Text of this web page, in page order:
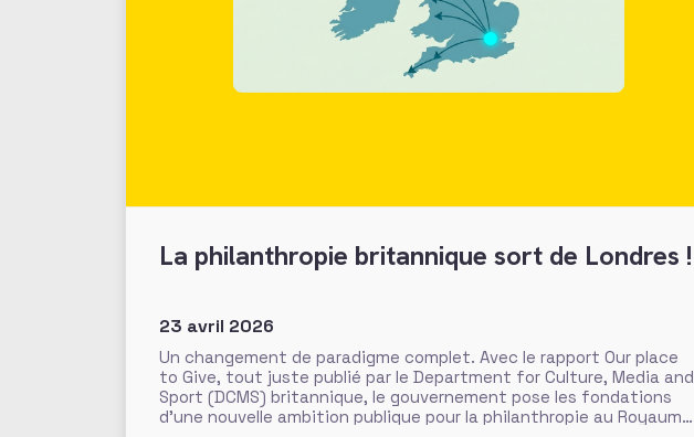
La philanthropie britannique sort de Londres !
23 avril 2026
Un changement de paradigme complet. Avec le rapport Our place
to Give, tout juste publié par le Department for Culture, Media and
Sport (DCMS) britannique, le gouvernement pose les fondations
d’une nouvelle ambition publique pour la philanthropie au Royaume-